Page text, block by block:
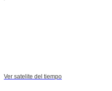
Ver satelite del tiempo